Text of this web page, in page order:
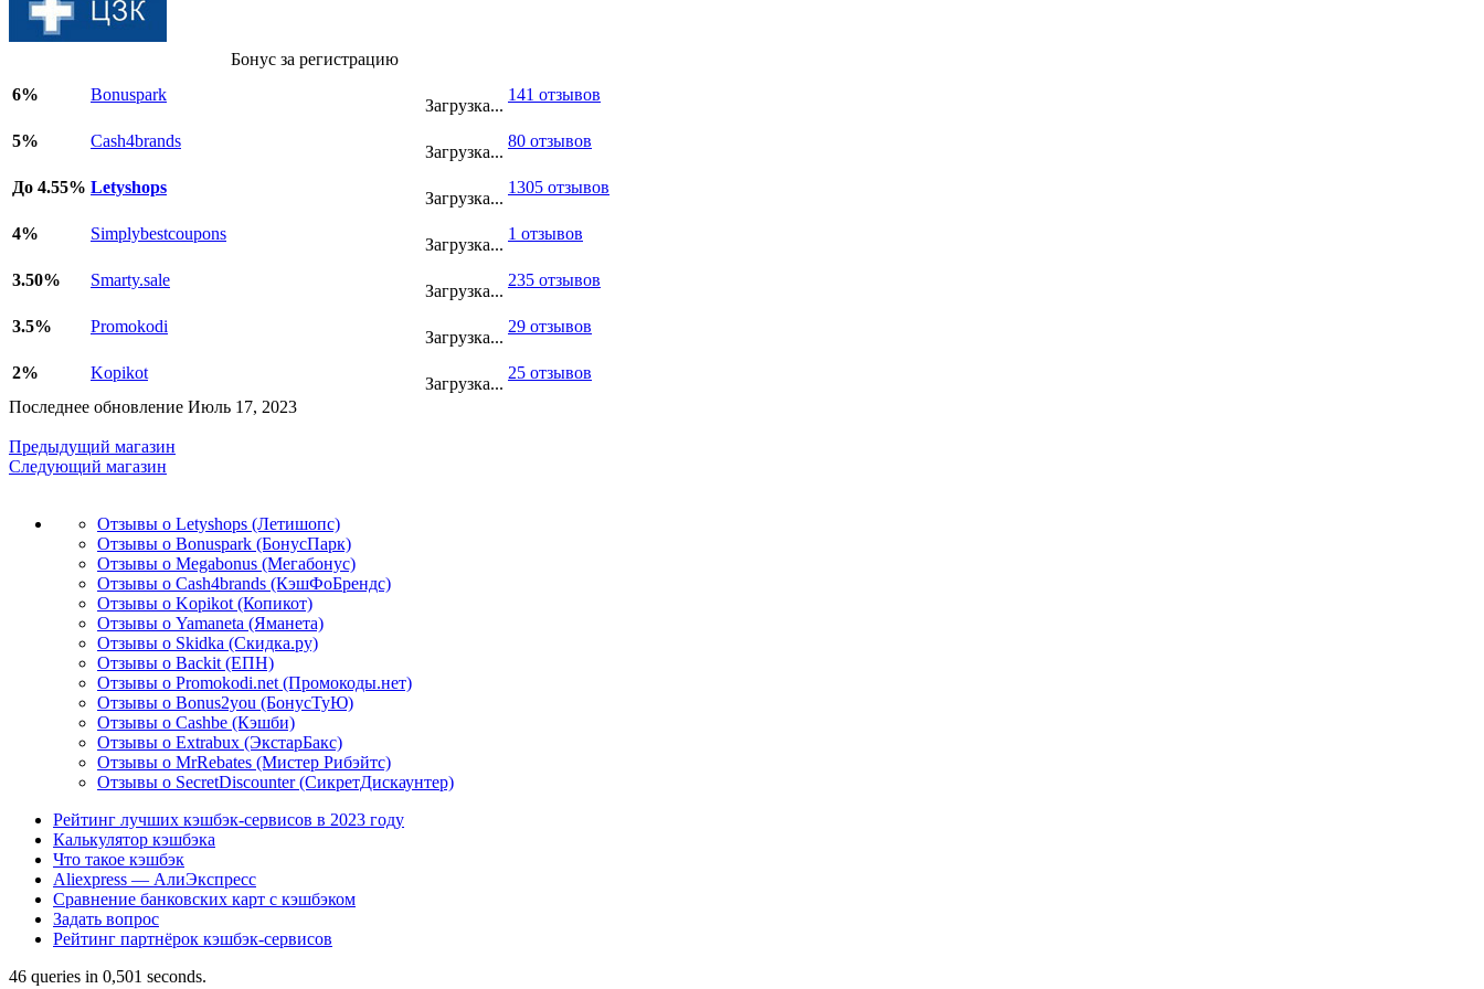
Бонус за регистрацию
6%
Bonuspark
Загрузка...
141 отзывов
5% Cash4brands
Загрузка...
80 отзывов
До 4.55% Letyshops
Загрузка...
1305 отзывов
4% Simplybestcoupons
Загрузка...
1 отзывов
3.50% Smarty.sale
Загрузка...
235 отзывов
3.5% Promokodi
Загрузка...
29 отзывов
2% Kopikot
Загрузка...
25 отзывов
Последнее обновление Июль 17, 2023
Предыдущий магазин
Следующий магазин
Отзывы о Letyshops (Летишопс)
Отзывы о Bonuspark (БонусПарк)
Отзывы о Megabonus (Мегабонус)
Отзывы о Cash4brands (КэшФоБрендс)
Отзывы о Kopikot (Копикот)
Отзывы о Yamaneta (Яманета)
Отзывы о Skidka (Скидка.ру)
Отзывы о Backit (ЕПН)
Отзывы о Promokodi.net (Промокоды.нет)
Отзывы о Bonus2you (БонусТуЮ)
Отзывы о Cashbe (Кэшби)
Отзывы о Extrabux (ЭкстарБакс)
Отзывы о MrRebates (Мистер Рибэйтс)
Отзывы о SecretDiscounter (СикретДискаунтер)
Рейтинг лучших кэшбэк-сервисов в 2023 году
Калькулятор кэшбэка
Что такое кэшбэк
Aliexpress — АлиЭкспресс
Сравнение банковских карт с кэшбэком
Задать вопрос
Рейтинг партнёрок кэшбэк-сервисов
46 queries in 0,501 seconds.